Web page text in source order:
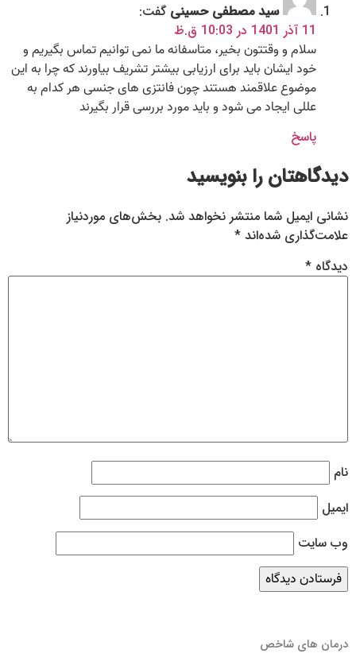
سید مصطفی حسینی گفت:
11 آذر 1401 در 10:03 ق.ظ
سلام و وقتتون بخیر، متاسفانه ما نمی توانیم تماس بگیریم و
خود ایشان باید برای ارزیابی بیشتر تشریف بیاورند که چرا به این
موضوع علاقمند هستند چون فانتزی های جنسی هر کدام به
عللی ایجاد می شود و باید مورد بررسی قرار بگیرند
پاسخ
دیدگاهتان را بنویسید
نشانی ایمیل شما منتشر نخواهد شد. بخش‌های موردنیاز
علامت‌گذاری شده‌اند *
دیدگاه *
نام
ایمیل
وب‌ سایت
درمان های شاخص